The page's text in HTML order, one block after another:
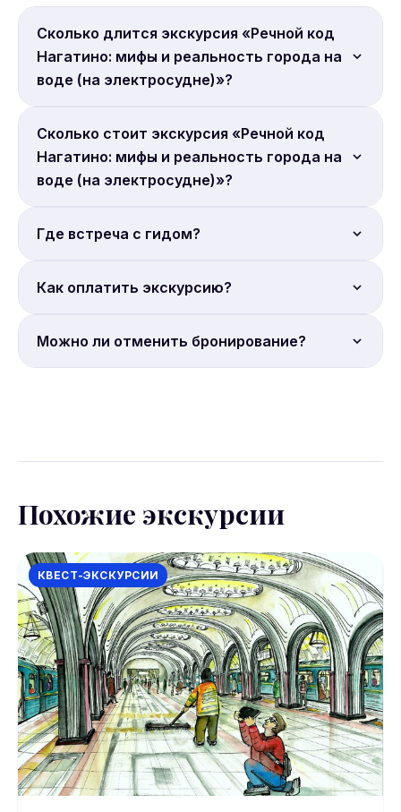
Сколько длится экскурсия «Речной код
Нагатино: мифы и реальность города на
воде (на электросудне)»?
Продолжительность: 1.5 часа.
Сколько стоит экскурсия «Речной код
Нагатино: мифы и реальность города на
воде (на электросудне)»?
Цена от 3 000 руб. с человека. Бронируйте онлайн.
Где встреча с гидом?
Место встречи: Станция метро «Нагатинский
Как оплатить экскурсию?
Полная онлайн-оплата. Бронирование на сайте
Можно ли отменить бронирование?
Похожие экскурсии
КВЕСТ-ЭКСКУРСИИ